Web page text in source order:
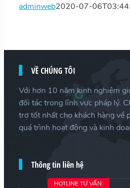
adminweb2020-07-
VỀ CHÚNG TÔI
Với hơn 10 năm kinh nghiệm
đối tác trong lĩnh vực pháp lý.
trợ tốt nhất cho khách hàng về
quá trình hoạt động và kinh
Thông tin liên hệ
HOTLINE TƯ VẤN: